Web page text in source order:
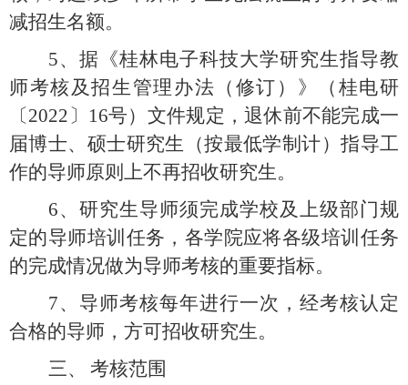
减招生名额。
5、 据《桂林电子科技大学研究生指导教
师考核及招生管理办法（修订）》（桂电研
〔2022〕16号）文件规定，退休前不能完成一
届博士、硕士研究生（按最低学制计）指导工
作的导师原则上不再招收研究生。
6、 研究生导师须完成学校及上级部门规
定的导师培训任务，各学院应将各级培训任务
的完成情况做为导师考核的重要指标。
7、 导师考核每年进行一次，经考核认定
合格的导师，方可招收研究生。
三、
考核范围